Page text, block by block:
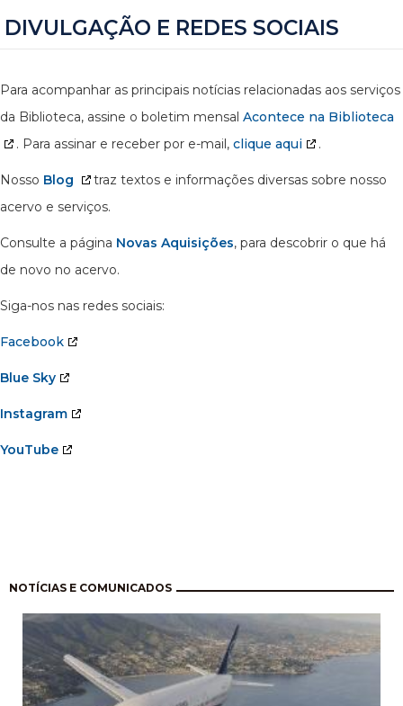
DIVULGAÇÃO E REDES SOCIAIS
Para acompanhar as principais notícias relacionadas aos serviços
da Biblioteca, assine o boletim mensal Acontece na Biblioteca
. Para assinar e receber por e-mail, clique aqui .
Nosso Blog
traz textos e informações diversas sobre nosso
acervo e serviços.
Consulte a página Novas Aquisições, para descobrir o que há
de novo no acervo.
Siga-nos nas redes sociais:
Facebook
Blue Sky
Instagram
YouTube
NOTÍCIAS E COMUNICADOS
Pagination